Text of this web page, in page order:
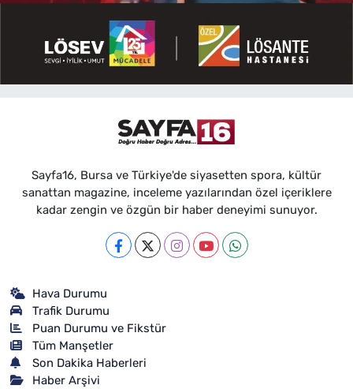
Sayfa16, Bursa ve Türkiye'de siyasetten spora, kültür
sanattan magazine, inceleme yazılarından özel içeriklere
kadar zengin ve özgün bir haber deneyimi sunuyor.
Hava Durumu
Trafik Durumu
Puan Durumu ve Fikstür
Tüm Manşetler
Son Dakika Haberleri
Haber Arşivi